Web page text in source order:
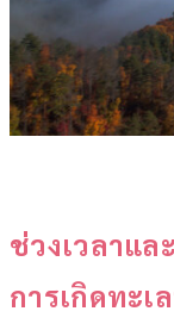
ช่วงเวลาแ
การเกิดทะเ